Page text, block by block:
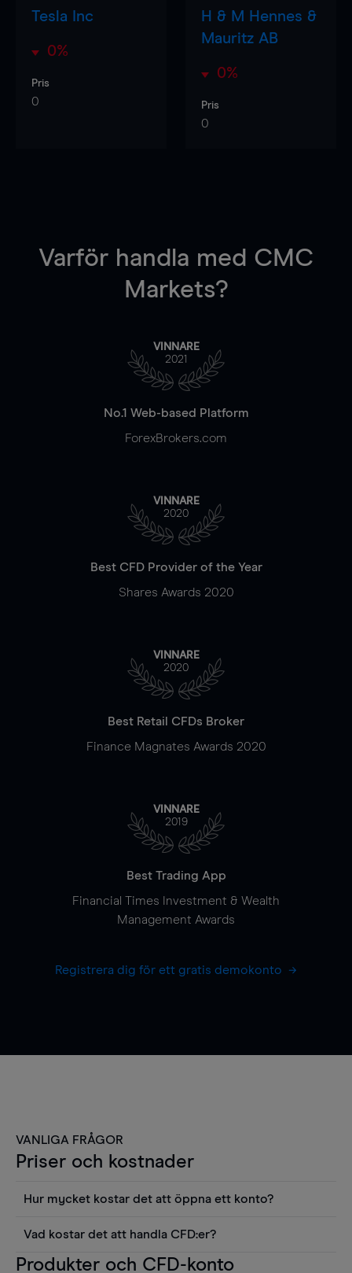
Tesla Inc
0%
Pris
0
H & M Hennes &
Mauritz AB
0%
Pris
0
Varför handla med CMC
Markets?
VINNARE
2021
No.1 Web-based Platform
ForexBrokers.com
VINNARE
2020
Best CFD Provider of the Year
Shares Awards 2020
VINNARE
2020
Best Retail CFDs Broker
Finance Magnates Awards 2020
VINNARE
2019
Best Trading App
Financial Times Investment & Wealth
Management Awards
Registrera dig för ett gratis demokonto
VANLIGA FRÅGOR
Priser och kostnader
Hur mycket kostar det att öppna ett konto?
använda sådana verktyg som diagram, Reuters
Vad kostar det att handla CFD:er?
Det är en rad kostnader att tänka på när man
Produkter och CFD-konto